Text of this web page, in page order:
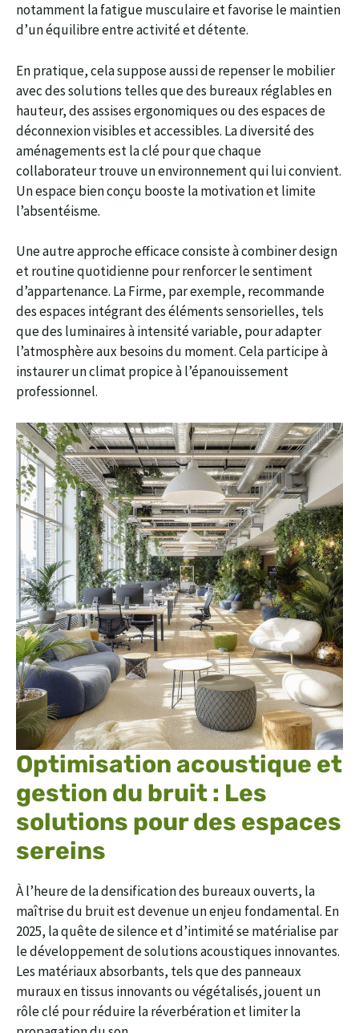
notamment la fatigue musculaire et favorise le maintien
d’un équilibre entre activité et détente.
En pratique, cela suppose aussi de repenser le mobilier
avec des solutions telles que des bureaux réglables en
hauteur, des assises ergonomiques ou des espaces de
déconnexion visibles et accessibles. La diversité des
aménagements est la clé pour que chaque
collaborateur trouve un environnement qui lui convient.
Un espace bien conçu booste la motivation et limite
l’absentéisme.
Une autre approche efficace consiste à combiner design
et routine quotidienne pour renforcer le sentiment
d’appartenance. La Firme, par exemple, recommande
des espaces intégrant des éléments sensorielles, tels
que des luminaires à intensité variable, pour adapter
l’atmosphère aux besoins du moment. Cela participe à
instaurer un climat propice à l’épanouissement
professionnel.
Optimisation acoustique et
gestion du bruit : Les
solutions pour des espaces
sereins
À l’heure de la densification des bureaux ouverts, la
maîtrise du bruit est devenue un enjeu fondamental. En
2025, la quête de silence et d’intimité se matérialise par
le développement de solutions acoustiques innovantes.
Les matériaux absorbants, tels que des panneaux
muraux en tissus innovants ou végétalisés, jouent un
rôle clé pour réduire la réverbération et limiter la